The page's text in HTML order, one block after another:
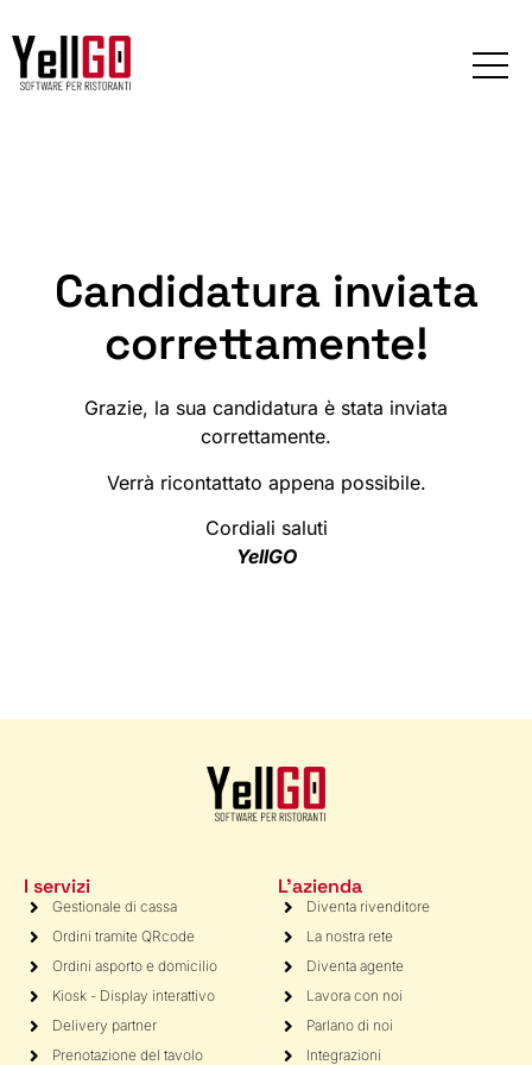
Candidatura inviata
correttamente!
Grazie, la sua candidatura è stata inviata
correttamente.
Verrà ricontattato appena possibile.
Cordiali saluti
YellGO
I servizi
Gestionale di cassa
Ordini tramite QRcode
Ordini asporto e domicilio
Kiosk - Display interattivo
Delivery partner
Prenotazione del tavolo
L'azienda
Diventa rivenditore
La nostra rete
Diventa agente
Lavora con noi
Parlano di noi
Integrazioni